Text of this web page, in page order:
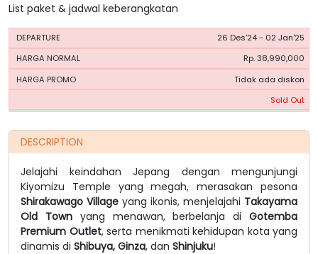
List paket & jadwal keberangkatan
PERIODE
HARGA
26 Des'24 - 02 Jan'25
Rp. 38,990,000
Tidak ada diskon
Sold Out
DESCRIPTION
Jelajahi keindahan Jepang dengan mengunjungi
Kiyomizu Temple yang megah, merasakan pesona
Shirakawago Village yang ikonis, menjelajahi Takayama
Old Townyang menawan, berbelanja diGotemba
Premium Outlet, serta menikmati kehidupan kota yang
dinamis di Shibuya, Ginza, dan Shinjuku!